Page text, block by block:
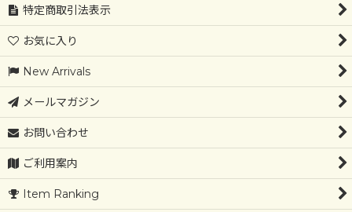
特定商取引法表示
お気に入り
New Arrivals
メールマガジン
お問い合わせ
ご利用案内
Item Ranking